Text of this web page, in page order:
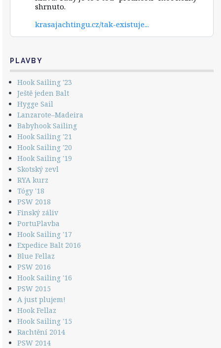
shrnuto.
krasajachtingu.cz/tak-existuje...
PLAVBY
Hook Sailing '23
Ještě jeden Balt
Hygge Sail
Lanzarote–Madeira
Babyhook Sailing
Hook Sailing '21
Hook Sailing '20
Hook Sailing '19
Skotský zevl
RYA kurz
Tógy '18
PSW 2018
Finský záliv
PortuPlavba
Hook Sailing '17
Expedice Balt 2016
Blue Fellaz
PSW 2016
Hook Sailing '16
PSW 2015
A just plujem!
Hook Fellaz
Hook Sailing '15
Rachtění 2014
PSW 2014